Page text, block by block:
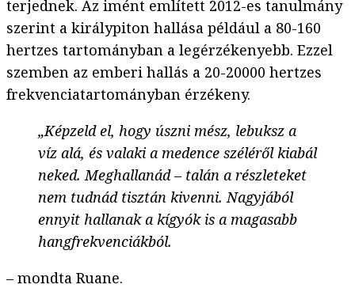
terjednek. Az imént említett 2012-es tanulmány
szerint a királypiton hallása például a 80-160
hertzes tartományban a legérzékenyebb. Ezzel
szemben az emberi hallás a 20-20000 hertzes
frekvenciatartományban érzékeny.
„Képzeld el, hogy úszni mész, lebuksz a
víz alá, és valaki a medence széléről kiabál
neked. Meghallanád – talán a részleteket
nem tudnád tisztán kivenni. Nagyjából
ennyit hallanak a kígyók is a magasabb
hangfrekvenciákból.
– mondta Ruane.